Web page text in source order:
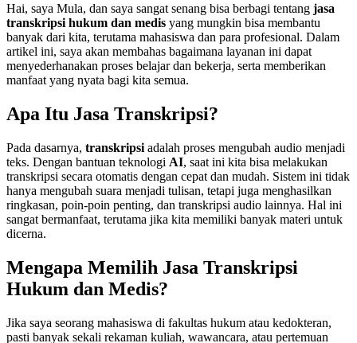
Hai, saya Mula, dan saya sangat senang bisa berbagi tentang jasa
transkripsi hukum dan medis yang mungkin bisa membantu
banyak dari kita, terutama mahasiswa dan para profesional. Dalam
artikel ini, saya akan membahas bagaimana layanan ini dapat
menyederhanakan proses belajar dan bekerja, serta memberikan
manfaat yang nyata bagi kita semua.
Apa Itu Jasa Transkripsi?
Pada dasarnya, transkripsi adalah proses mengubah audio menjadi
teks. Dengan bantuan teknologi AI, saat ini kita bisa melakukan
transkripsi secara otomatis dengan cepat dan mudah. Sistem ini tidak
hanya mengubah suara menjadi tulisan, tetapi juga menghasilkan
ringkasan, poin-poin penting, dan transkripsi audio lainnya. Hal ini
sangat bermanfaat, terutama jika kita memiliki banyak materi untuk
dicerna.
Mengapa Memilih Jasa Transkripsi
Hukum dan Medis?
Jika saya seorang mahasiswa di fakultas hukum atau kedokteran,
pasti banyak sekali rekaman kuliah, wawancara, atau pertemuan